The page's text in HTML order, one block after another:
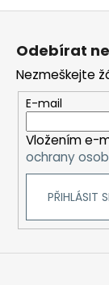
Z
Odebírat
Nezmeškejte
E-mail
Vložením e-
ochrany
PŘIHLÁSIT